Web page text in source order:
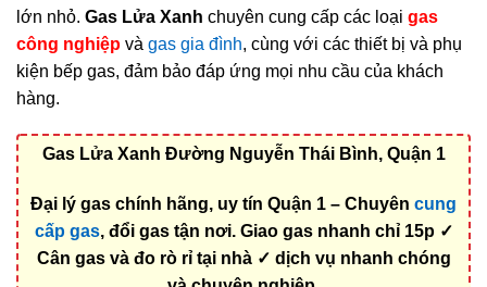
lớn nhỏ. Gas Lửa Xanh chuyên cung cấp các loại gas
công nghiệp và gas gia đình, cùng với các thiết bị và phụ
kiện bếp gas, đảm bảo đáp ứng mọi nhu cầu của khách
hàng.
Gas Lửa Xanh Đường Nguyễn Thái Bình, Quận 1
Đại lý gas chính hãng, uy tín Quận 1 – Chuyên cung
cấp gas, đổi gas tận nơi. Giao gas nhanh chỉ 15p ✓
Cân gas và đo rò rỉ tại nhà ✓ dịch vụ nhanh chóng